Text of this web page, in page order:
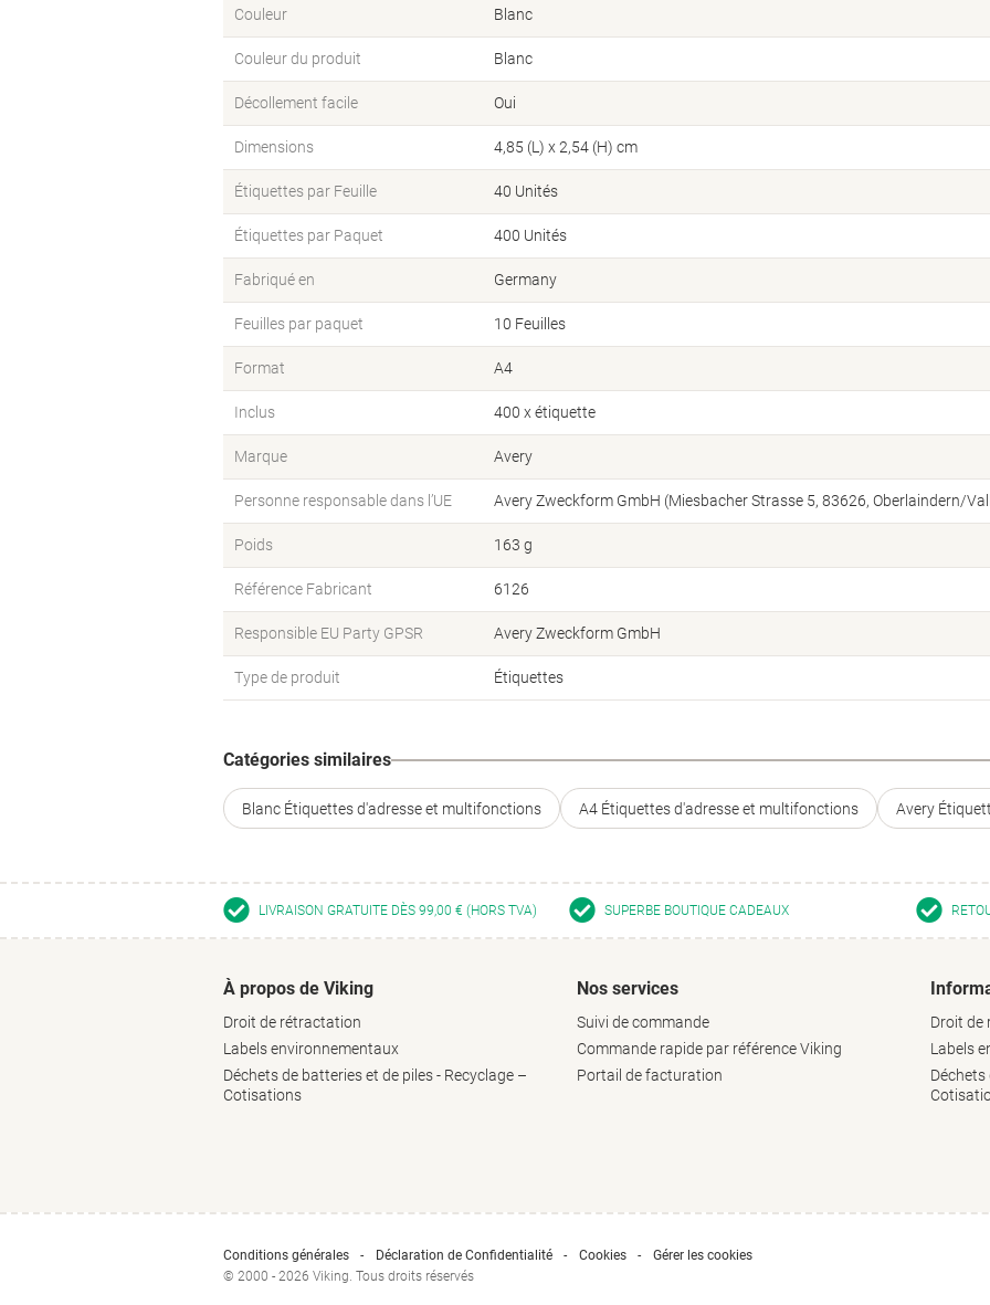
Couleur Blanc
Couleur du produit Blanc
Décollement facile Oui
Dimensions 4,85 (L) x 2,54 (H) cm
Étiquettes par Feuille 40 Unités
Étiquettes par Paquet 400 Unités
Fabriqué en Germany
Feuilles par paquet 10 Feuilles
Format A4
Inclus 400 x étiquette
Marque Avery
Personne responsable dans l’UE Avery Zweckform GmbH (Miesbacher Strasse 5, 83626, Oberlaindern/
Poids 163 g
Référence Fabricant 6126
Responsible EU Party GPSR Avery Zweckform GmbH
Type de produit Étiquettes
Catégories similaires
Blanc Étiquettes d'adresse et multifonctions A4 Étiquettes d'adresse et multifonctions Avery
LIVRAISON GRATUITE DÈS 99,00 € (HORS TVA) SUPERBE BOUTIQUE CADEAUX
À propos de Viking
Droit de rétractation
Labels environnementaux
Déchets de batteries et de piles - Recyclage –
Cotisations
Nos services
Suivi de commande
Commande rapide par référence Viking
Portail de facturation
Droit de
Labels
Déchets
Conditions générales Déclaration de Confidentialité Cookies
Gérer les cookies
© 2000 - 2026 Viking. Tous droits réservés